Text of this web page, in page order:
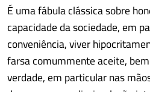
É uma fábula clássica sobre
capacidade da sociedade, em
conveniência, viver
farsa comummente aceite,
verdade, em particular nas